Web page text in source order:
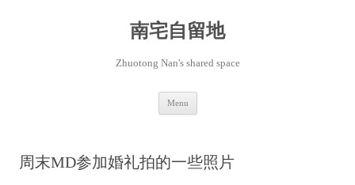
南宅自留地
Zhuotong Nan's shared space
Menu
周末MD参加婚礼拍的一些照片